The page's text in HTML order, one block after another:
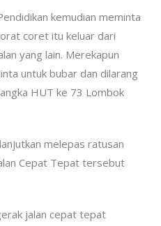
kemudian meminta
coret itu keluar dari
yang lain. Merekapun
untuk bubar dan dilarang
HUT ke 73 Lombok
melepas ratusan
Cepat Tepat tersebut
jalan cepat tepat